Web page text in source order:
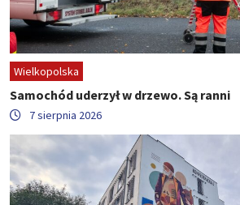
Wielkopolska
Samochód uderzył w drzewo. Są ranni
7 sierpnia 2026